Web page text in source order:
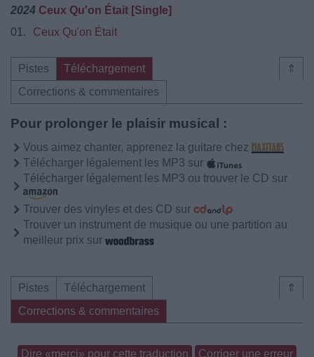
2024 Ceux Qu'on Était [Single]
01.
Ceux Qu'on Était
⇑
Pistes
Téléchargement
Corrections & commentaires
Pour prolonger le plaisir musical :
Vous aimez chanter, apprenez la guitare chez
Télécharger légalement les MP3 sur
Télécharger légalement les MP3 ou trouver le CD sur
Trouver des vinyles et des CD sur
Trouver un instrument de musique ou une partition au
meilleur prix sur
⇑
Pistes
Téléchargement
Corrections & commentaires
Dire «merci» pour cette traduction Corriger une erreur